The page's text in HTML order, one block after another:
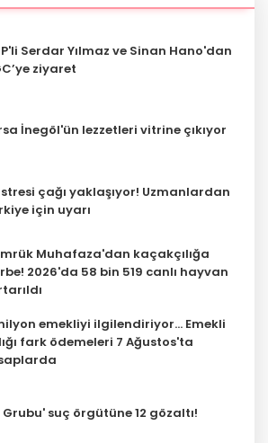
Serdar Yılmaz ve Sinan Hano'dan
ziyaret
İnegöl'ün lezzetleri vitrine çıkıyor
stresi çağı yaklaşıyor! Uzmanlardan
için uyarı
Muhafaza'dan kaçakçılığa
2026'da 58 bin 519 canlı hayvan
emekliyi ilgilendiriyor... Emekli
fark ödemeleri 7 Ağustos'ta
Grubu' suç örgütüne 12 gözaltı!